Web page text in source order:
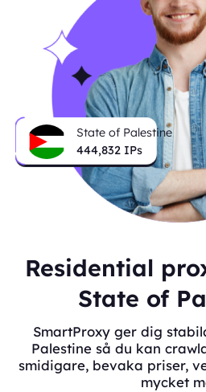
State of Palestine
444,832 IPs
Residential
State of
SmartProxy ger dig
Palestine så du kan
smidigare, bevaka priser,
mycket